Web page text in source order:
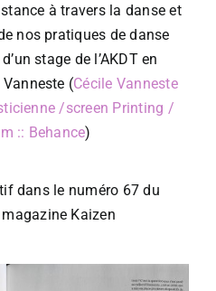
à travers la danse et
nos pratiques de danse
stage de l’AKDT en
(Cécile Vanneste
/screen Printing /
:: Behance)
dans le numéro 67 du
Kaizen